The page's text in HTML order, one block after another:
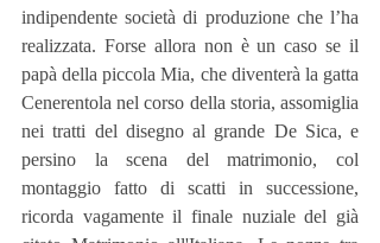
indipendente società di produzione che l’ha
realizzata. Forse allora non è un caso se il
papà della piccola Mia, che diventerà la gatta
Cenerentola nel corso della storia, assomiglia
nei tratti del disegno al grande De Sica, e
persino la scena del matrimonio, col
montaggio fatto di scatti in successione,
ricorda vagamente il finale nuziale del già